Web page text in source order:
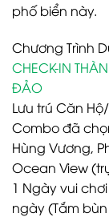
phố biển này.
Chương Trình
CHECK-IN
ĐẢO
Lưu trú Căn
Combo đã
Hùng Vương,
Ocean View
1 Ngày vui
ngày (Tắm